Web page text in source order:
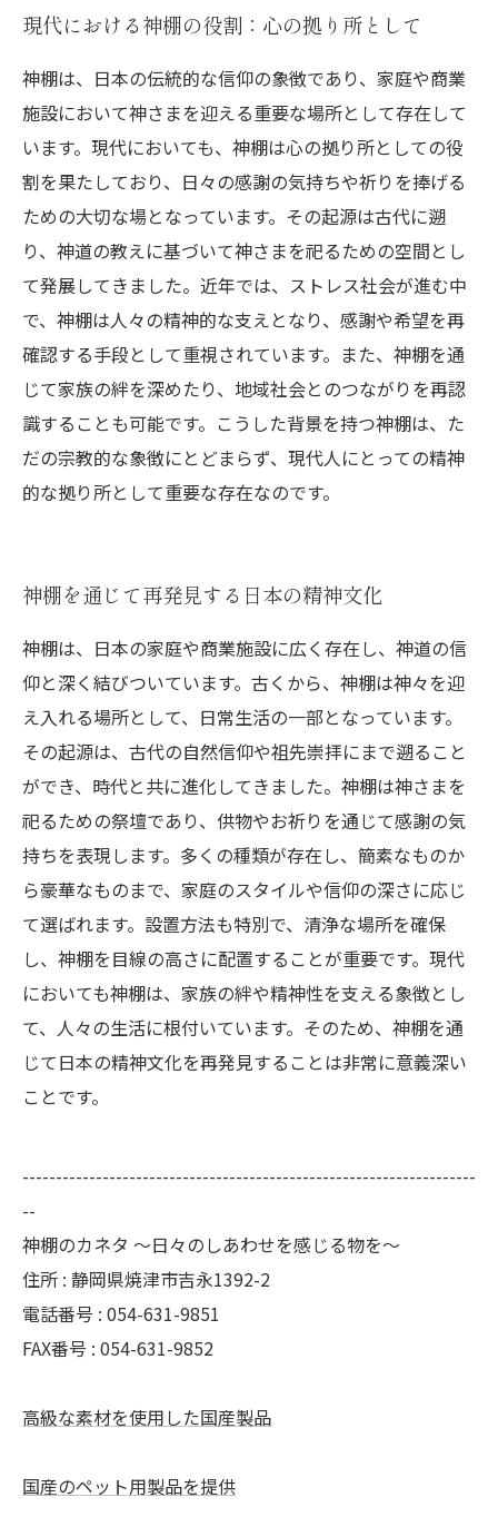
現代における神棚の役割：心の拠り所として
神棚は、日本の伝統的な信仰の象徴であり、家庭や商業
施設において神さまを迎える重要な場所として存在して
います。現代においても、神棚は心の拠り所としての役
割を果たしており、日々の感謝の気持ちや祈りを捧げる
ための大切な場となっています。その起源は古代に遡
り、神道の教えに基づいて神さまを祀るための空間とし
て発展してきました。近年では、ストレス社会が進む中
で、神棚は人々の精神的な支えとなり、感謝や希望を再
確認する手段として重視されています。また、神棚を通
じて家族の絆を深めたり、地域社会とのつながりを再認
識することも可能です。こうした背景を持つ神棚は、た
だの宗教的な象徴にとどまらず、現代人にとっての精神
的な拠り所として重要な存在なのです。
神棚を通じて再発見する日本の精神文化
神棚は、日本の家庭や商業施設に広く存在し、神道の信
仰と深く結びついています。古くから、神棚は神々を迎
え入れる場所として、日常生活の一部となっています。
その起源は、古代の自然信仰や祖先崇拝にまで遡ること
ができ、時代と共に進化してきました。神棚は神さまを
祀るための祭壇であり、供物やお祈りを通じて感謝の気
持ちを表現します。多くの種類が存在し、簡素なものか
ら豪華なものまで、家庭のスタイルや信仰の深さに応じ
て選ばれます。設置方法も特別で、清浄な場所を確保
し、神棚を目線の高さに配置することが重要です。現代
においても神棚は、家族の絆や精神性を支える象徴とし
て、人々の生活に根付いています。そのため、神棚を通
じて日本の精神文化を再発見することは非常に意義深い
ことです。
--------------------------------------------------------------------
--
神棚のカネタ ～日々のしあわせを感じる物を～
住所 : 静岡県焼津市吉永1392-2
電話番号 : 054-631-9851
FAX番号 : 054-631-9852
高級な素材を使用した国産製品
国産のペット用製品を提供